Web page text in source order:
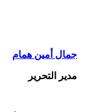
جمال أمين همام
مدير التحرير